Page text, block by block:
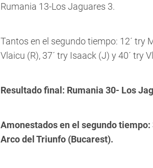
Rumania 13-Los Jaguares 3.
Tantos en el segundo tiempo: 12´ try
Vlaicu (R), 37´ try Isaack (J) y 40´ try
Resultado final: Rumania 30- Los
Amonestados en el segundo tiempo:
Arco del Triunfo (Bucarest).